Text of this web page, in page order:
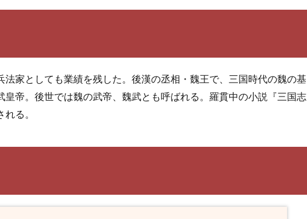
家としても業績を残した。後漢の丞相・魏王で、三国時代の魏の基
帝。後世では魏の武帝、魏武とも呼ばれる。羅貫中の小説『三国志
る。